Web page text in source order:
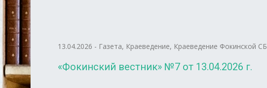
13.04.2026 - Газета, Краеведение, Краеведение Фокинской СБ
«Фокинский вестник» №7 от 13.04.2026 г.